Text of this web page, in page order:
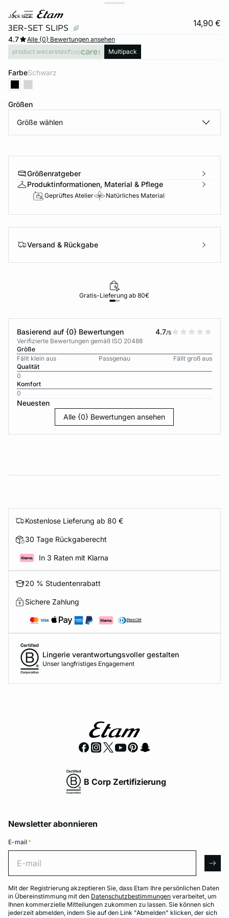
jack lace
3ER-SET SLIPS 14,90 €
4.7
Alle {0} Bewertungen ansehen
product.wecaretext
Multipack
Farbe schwarz
Größen
Größe wählen
Größenratgeber
Produktinformationen, Material & Pflege
Geprüftes Atelier Natürliches Material
Versand & Rückgabe
Gratis-Lieferung ab 80€
Basierend auf {0} Bewertungen 4.7/5
Verifizierte Bewertungen gemäß ISO 20488
Größe
Fällt klein aus
Passgenau
Fällt groß aus
Qualität
0
Komfort
0
Neuesten
Alle {0} Bewertungen ansehen
Kostenlose Lieferung ab 80 €
30 Tage Rückgaberecht
In 3 Raten mit Klarna
20 % Studentenrabatt
Sichere Zahlung
Lingerie verantwortungsvoller gestalten
Unser langfristiges Engagement
B Corp Zertifizierung
Newsletter abonnieren
E-mail *
Mit der Registrierung akzeptieren Sie, dass Etam Ihre persönlichen Daten
in Übereinstimmung mit den Datenschutzbestimmungen verarbeitet, um
Ihnen kommerzielle Mitteilungen zukommen zu lassen. Sie können sich
jederzeit abmelden, indem Sie auf den Link "Abmelden" klicken, der sich